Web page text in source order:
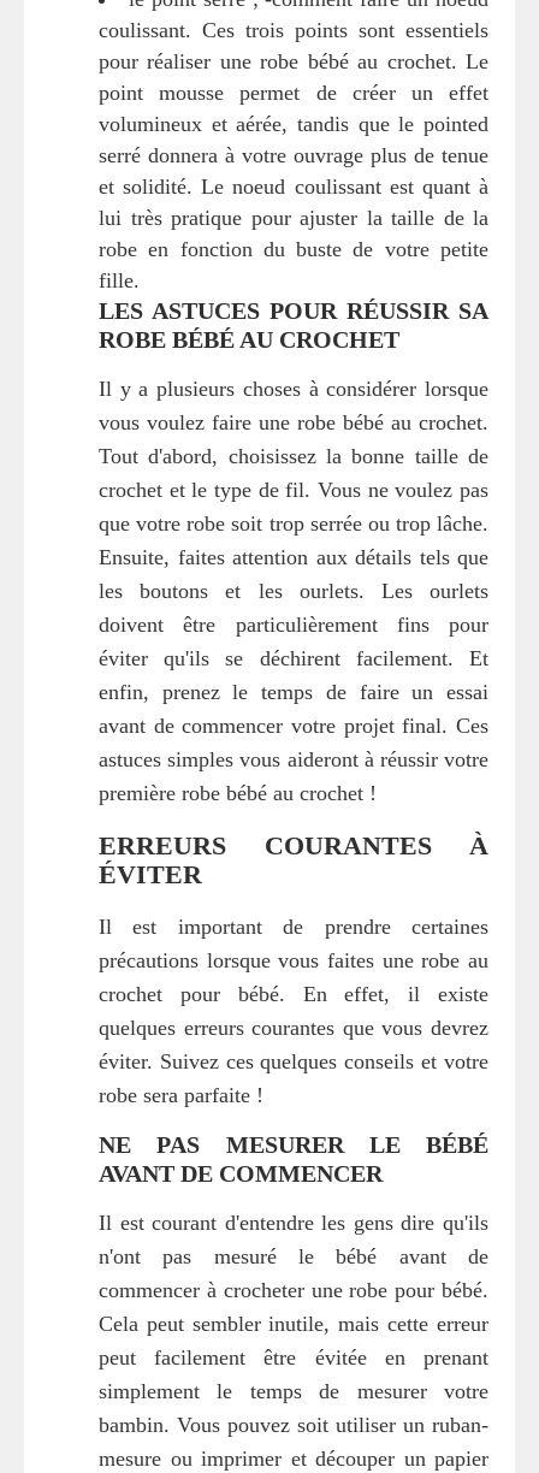
coulissant. Ces trois points sont essentiels
pour réaliser une robe bébé au crochet. Le
point mousse permet de créer un effet
volumineux et aérée, tandis que le pointed
serré donnera à votre ouvrage plus de tenue
et solidité. Le noeud coulissant est quant à
lui très pratique pour ajuster la taille de la
robe en fonction du buste de votre petite
fille.
LES ASTUCES POUR RÉUSSIR SA
ROBE BÉBÉ AU CROCHET
Il y a plusieurs choses à considérer lorsque
vous voulez faire une robe bébé au crochet.
Tout d'abord, choisissez la bonne taille de
crochet et le type de fil. Vous ne voulez pas
que votre robe soit trop serrée ou trop lâche.
Ensuite, faites attention aux détails tels que
les boutons et les ourlets. Les ourlets
doivent être particulièrement fins pour
éviter qu'ils se déchirent facilement. Et
enfin, prenez le temps de faire un essai
avant de commencer votre projet final. Ces
astuces simples vous aideront à réussir votre
première robe bébé au crochet !
ERREURS COURANTES À
ÉVITER
Il est important de prendre certaines
précautions lorsque vous faites une robe au
crochet pour bébé. En effet, il existe
quelques erreurs courantes que vous devrez
éviter. Suivez ces quelques conseils et votre
robe sera parfaite !
NE PAS MESURER LE BÉBÉ
AVANT DE COMMENCER
Il est courant d'entendre les gens dire qu'ils
n'ont pas mesuré le bébé avant de
commencer à crocheter une robe pour bébé.
Cela peut sembler inutile, mais cette erreur
peut facilement être évitée en prenant
simplement le temps de mesurer votre
bambin. Vous pouvez soit utiliser un ruban-
mesure ou imprimer et découper un papier